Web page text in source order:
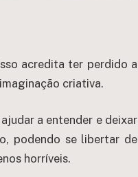
acredita ter perdido a
criativa.
a entender e deixar
podendo se libertar de
horríveis.